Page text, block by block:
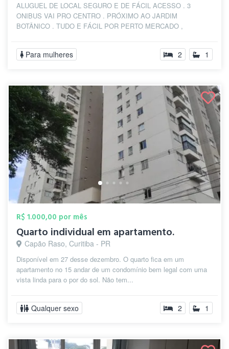
ALUGUEL DE LOCAL SEGURO E DE FÁCIL ACESSO . 3
ONIBUS VAI PRO CENTRO . PRÓXIMO AO JARDIM
BOTÂNICO . TUDO E FÁCIL POR PERTO MERCADO ,
Para mulheres 2 1
R$ 1.000,00 por mês
Quarto individual em apartamento.
Capão Raso, Curitiba - PR
Disponível em 27 desse dezembro. O quarto fica em um
apartamento no 15 andar de um condomínio bem legal com uma
vista linda para o por do sol. Não tem...
Qualquer sexo 2 1